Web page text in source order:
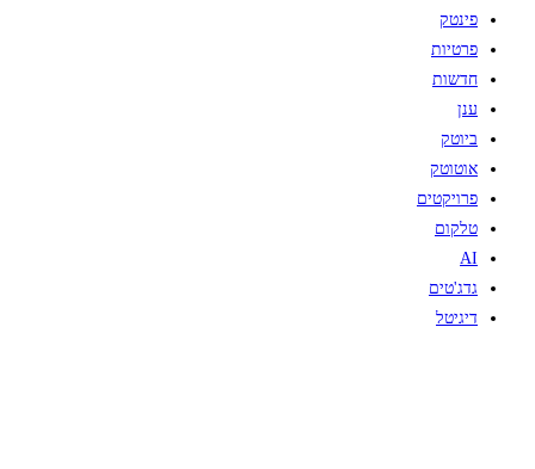
פינטק
פרטיות
חדשות
ענן
ביוטק
אוטוטק
פרויקטים
טלקום
AI
גדג'טים
דיגיטל